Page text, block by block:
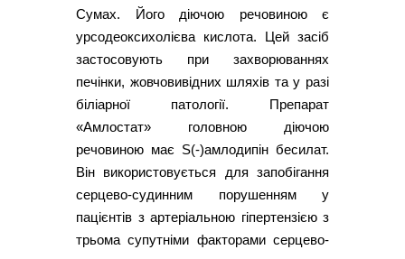
Сумах. Його діючою речовиною є
урсодеоксихолієва кислота. Цей засіб
застосовують при захворюваннях
печінки, жовчовивідних шляхів та у разі
біліарної патології. Препарат
«Амлостат» головною діючою
речовиною має S(-)амлодипін бесилат.
Він використовується для запобігання
серцево-судинним порушенням у
пацієнтів з артеріальною гіпертензією з
трьома супутніми факторами серцево-